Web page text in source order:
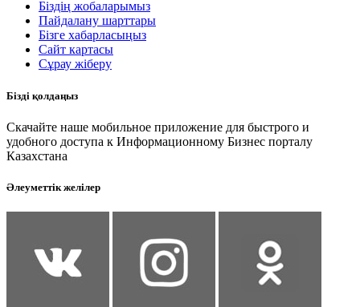
Біздің жобаларымыз
Пайдалану шарттары
Бізге хабарласыңыз
Сайт картасы
Сұрау жіберу
Бізді қолдаңыз
Скачайте наше мобильное приложение для быстрого и
удобного доступа к Информационному Бизнес порталу
Казахстана
Әлеуметтік желілер